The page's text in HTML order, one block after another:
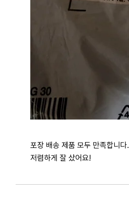
포장 배송 제품 모두 만족합니다.
저렴하게 잘 샀어요!